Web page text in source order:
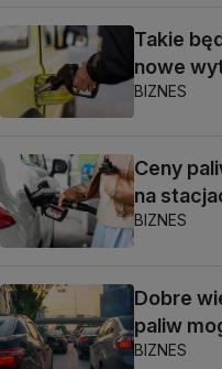
Takie
nowe
BIZNES
Ceny
na
BIZNES
Dobre
paliw
BIZNES